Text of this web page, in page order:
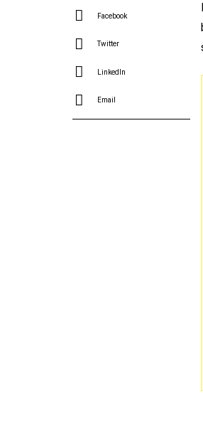
Facebook
Twitter
LinkedIn
Email